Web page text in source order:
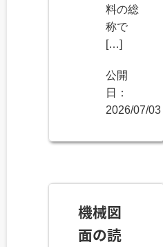
料の総
称で
[…]
公開
日：
2026/07/03
機械図
面の読